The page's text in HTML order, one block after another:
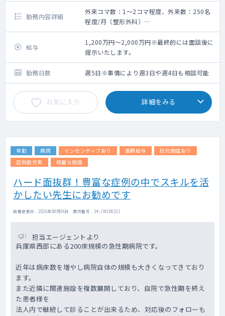
勤務内容詳細
外来コマ数：1～2コマ程度、外来数：250名
程度/月（整形外科）
救急搬入数：3,000台程度/年
500件程度/年
＜勤務内容＞
外来および手術、手術前後の病棟管理をお願
いいたします。
手術日：火曜日・金曜日です。
主な症例：骨折観血的手術、人工骨頭、人工
関節 鏡視下手術、脊椎手術、腱鞘切開術で
す。
月1回程度、土・日曜日で日直をご依頼するこ
給与
1,200万円～2,000万円※最終的には面談後に
提示いたします。
勤務日数 週5日※事情により週3日や週4日も相談可能
お気に入り 詳細をみる
常勤 病院 インセンティブあり 高額給与
託児施設あり
症例数充実
綺麗な施設
ハード面抜群！豊富な症例の中でスキルを活
かしたい先生にお勧めです
掲載更新日 : 2026年08月06日 案件番号 : 24-JW100231
担当エージェントより
兵庫県西部にある200床規模の急性期病院です。
近年は病床数を増やし病院自体の規模も大きくなってきており
ます。
また近隣に関連施設を複数展開しており、自院で急性期を終え
た患者様を
法人内で継続して診ることが出来るため、対応後のフォローも